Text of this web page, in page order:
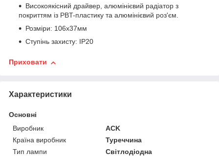
Високоякісний драйвер, алюмінієвий радіатор з
покриттям із PBT-пластику та алюмінієвий роз'єм.
Розміри: 106х37мм
Ступінь захисту: IP20
Приховати
Характеристики
Основні
Виробник
ACK
Країна виробник
Туреччина
Тип лампи
Світлодіодна